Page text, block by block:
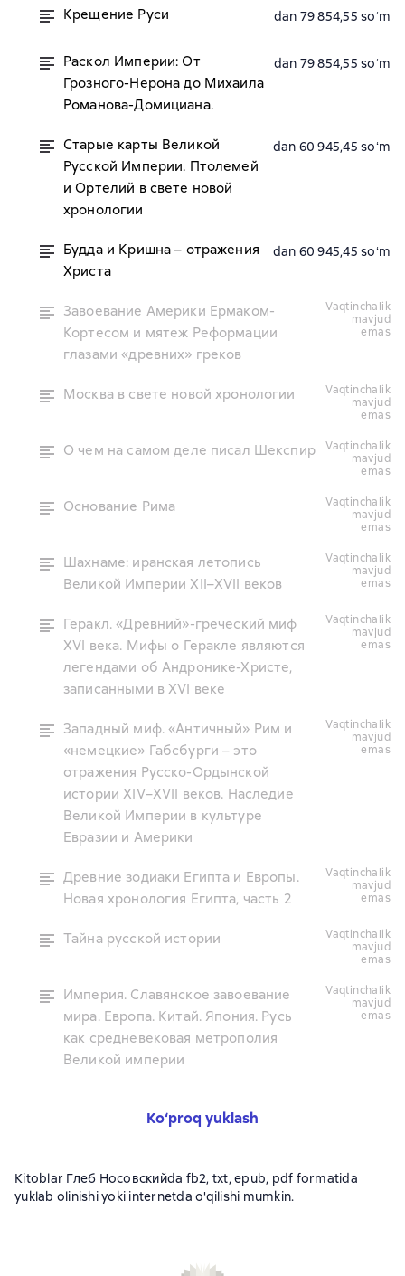
Крещение Руси dan 79 854,55 soʻm
Раскол Империи: От
Грозного-Нерона до Михаила
Романова-Домициана.
dan 79 854,55 soʻm
Старые карты Великой
Русской Империи. Птолемей
и Ортелий в свете новой
хронологии
dan 60 945,45 soʻm
Будда и Кришна – отражения
Христа
dan 60 945,45 soʻm
Завоевание Америки Ермаком-
Кортесом и мятеж Реформации
глазами «древних» греков
vaqtinchalik
mavjud
emas
Москва в свете новой хронологии
vaqtinchalik
mavjud
emas
О чем на самом деле писал Шекспир
vaqtinchalik
mavjud
emas
Основание Рима
vaqtinchalik
mavjud
emas
Шахнаме: иранская летопись
Великой Империи XII–XVII веков
vaqtinchalik
mavjud
emas
Геракл. «Древний»-греческий миф
XVI века. Мифы о Геракле являются
легендами об Андронике-Христе,
записанными в XVI веке
vaqtinchalik
mavjud
emas
Западный миф. «Античный» Рим и
«немецкие» Габсбурги – это
отражения Русско-Ордынской
истории XIV–XVII веков. Наследие
Великой Империи в культуре
Евразии и Америки
vaqtinchalik
mavjud
emas
Древние зодиаки Египта и Европы.
Новая хронология Египта, часть 2
vaqtinchalik
mavjud
emas
Тайна русской истории
vaqtinchalik
mavjud
emas
Империя. Славянское завоевание
мира. Европа. Китай. Япония. Русь
как средневековая метрополия
Великой империи
vaqtinchalik
mavjud
emas
Ko‘proq yuklash
Kitoblar Глеб Носовскийda fb2, txt, epub, pdf formatida
yuklab olinishi yoki internetda o'qilishi mumkin.